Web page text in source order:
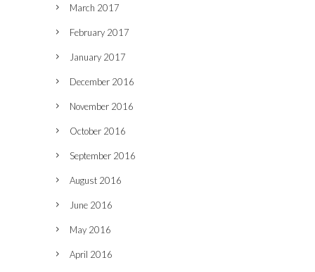
March 2017
February 2017
January 2017
December 2016
November 2016
October 2016
September 2016
August 2016
June 2016
May 2016
April 2016